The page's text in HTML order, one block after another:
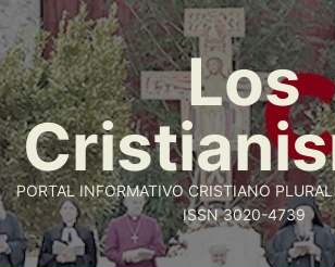
Saltar
al
contenido
Los
PORTAL INFORMATIVO CRISTIANO
ISSN 3020-4739